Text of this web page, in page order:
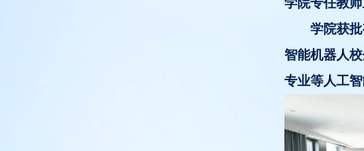
学院专任教
学院获
智能机器人
专业等人工